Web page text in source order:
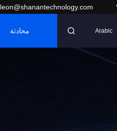
leon@shanantechnology.com
Arabic محادثة